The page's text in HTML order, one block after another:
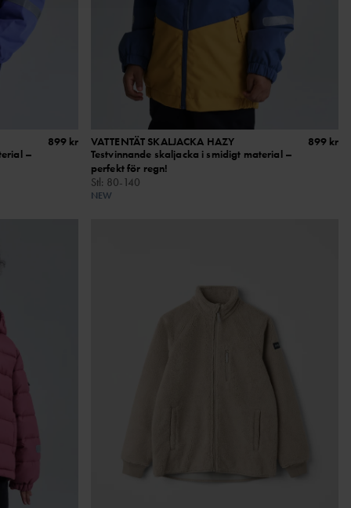
–
899 kr
VATTENTÄT SKALJACKA HAZY
Testvinnande skaljacka i smidigt material –
perfekt för regn!
Stl : 80-140
NEW
899 kr